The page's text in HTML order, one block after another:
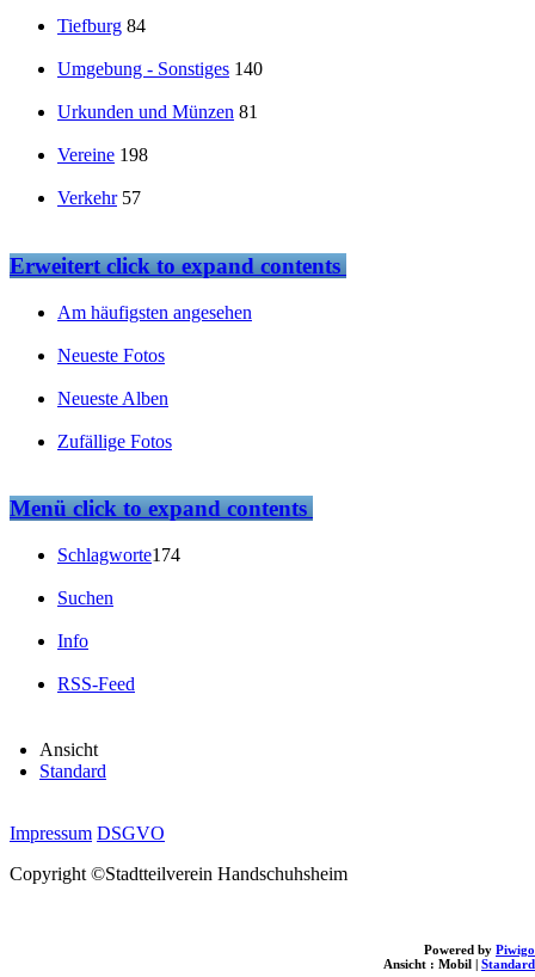
Powered by Piwigo
Ansicht : Mobil | Standard
Tiefburg 84
Umgebung - Sonstiges 140
Urkunden und Münzen 81
Vereine 198
Verkehr 57
Erweitertclick to expand contents
Am häufigsten angesehen
Neueste Fotos
Neueste Alben
Zufällige Fotos
Menüclick to expand contents
Schlagworte174
Suchen
Info
RSS-Feed
Ansicht
Standard
Impressum DSGVO
Copyright ©Stadtteilverein Handschuhsheim